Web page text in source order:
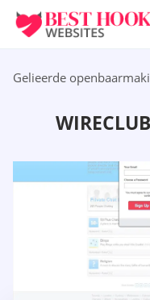
Gelieerde